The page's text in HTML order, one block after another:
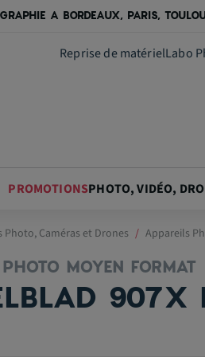
A BORDEAUX, PARIS,
Reprise de matérielLabo
PROMOTIONSPHOTO, VIDÉO,
Photo, Caméras et Drones Appareils
MOYEN FORMAT
907X